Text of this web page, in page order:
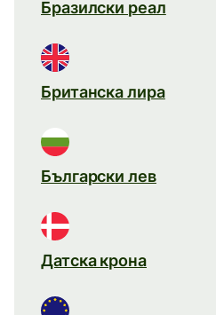
Бразилски реал
Британска лира
Български лев
Датска крона